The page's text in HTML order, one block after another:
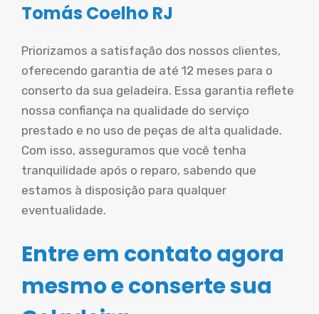
Tomás Coelho RJ
Priorizamos a satisfação dos nossos clientes,
oferecendo garantia de até 12 meses para o
conserto da sua geladeira. Essa garantia reflete
nossa confiança na qualidade do serviço
prestado e no uso de peças de alta qualidade.
Com isso, asseguramos que você tenha
tranquilidade após o reparo, sabendo que
estamos à disposição para qualquer
eventualidade.
Entre em contato agora
mesmo e conserte sua